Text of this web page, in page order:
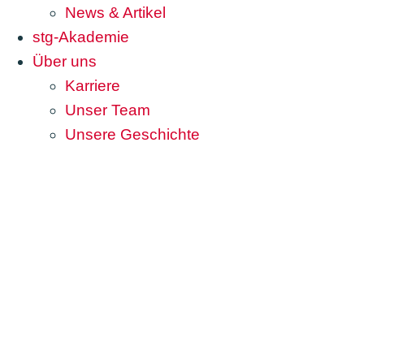
News & Artikel
stg-Akademie
Über uns
Karriere
Unser Team
Unsere Geschichte